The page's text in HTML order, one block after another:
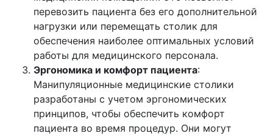
перевозить пациента без его дополнительной
нагрузки или перемещать столик для
обеспечения наиболее оптимальных условий
работы для медицинского персонала.
Эргономика и комфорт пациента:
Манипуляционные медицинские столики
разработаны с учетом эргономических
принципов, чтобы обеспечить комфорт
пациента во время процедур. Они могут